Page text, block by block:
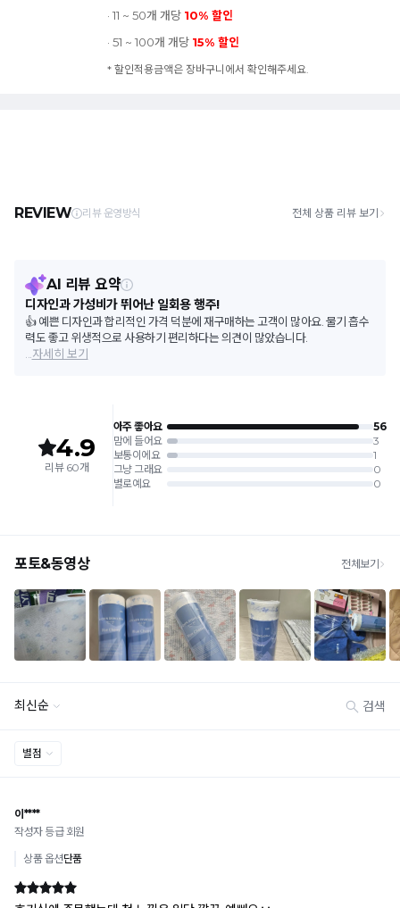
· 11 ~ 50개 개당 10% 할인
· 51 ~ 100개 개당 15% 할인
* 할인적용금액은 장바구니에서 확인해주세요.